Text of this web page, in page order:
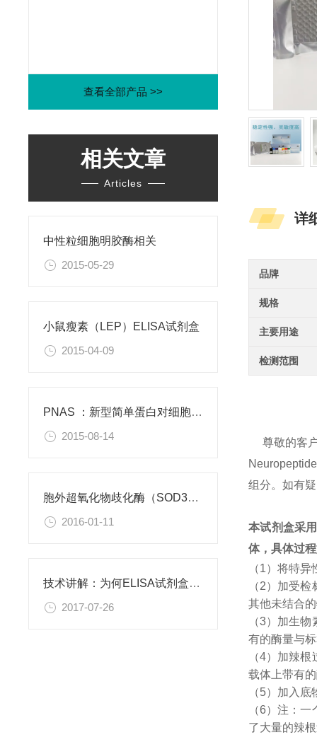
查看全部产品 >>
相关文章
Articles
中性粒细胞明胶酶相关
2015-05-29
小鼠瘦素（LEP）ELISA试剂盒
2015-04-09
PNAS ：新型简单蛋白对细胞功能有积极作用
2015-08-14
胞外超氧化物歧化酶（SOD3）重组蛋白
2016-01-11
技术讲解：为何ELISA试剂盒OD值不正常
2017-07-26
详
品牌
规格
主要用途
检测范围
尊敬的客
组分。如有
本试剂盒采
体，具体过
（1）将特
（2）加受
其他未结合
（3）加生
有的酶量与
（4）加辣
载体上带有
（5）加入
（6）注：
了大量的辣